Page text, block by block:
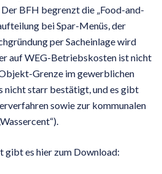
BFH begrenzt die „Food-and-
bei Spar-Menüs, der
per Sacheinlage wird
auf WEG-Betriebskosten ist nicht
Grenze im gewerblichen
nicht starr bestätigt, und es gibt
sowie zur kommunalen
gibt es hier zum Download: